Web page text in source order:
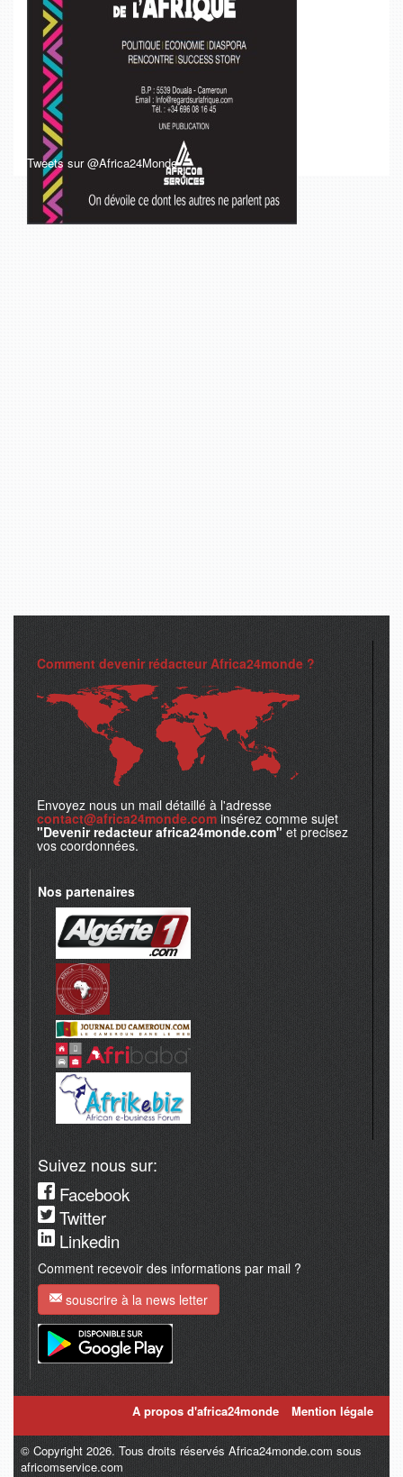
Tweets sur @Africa24Monde
Comment devenir rédacteur Africa24monde ?
Envoyez nous un mail détaillé à l'adresse
contact@africa24monde.com insérez comme sujet
"Devenir redacteur africa24monde.com" et precisez
vos coordonnées.
Nos partenaires
Suivez nous sur:
Facebook
Twitter
Linkedin
Comment recevoir des informations par mail ?
souscrire à la news letter
A propos d'africa24monde Mention légale
© Copyright 2026. Tous droits réservés Africa24monde.com sous
africomservice.com